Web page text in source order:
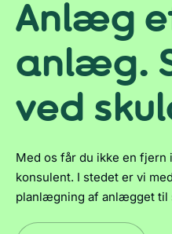
Anlæg
anlæg.
ved
Med os får du ikke en
konsulent. I stedet er vi
planlægning af anlægget til